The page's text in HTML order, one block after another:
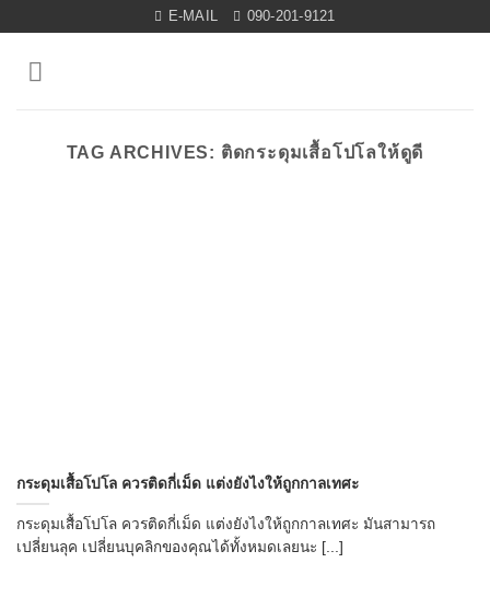
content
E-MAIL 090-201-9121
TAG ARCHIVES: ติดกระดุมเสื้อโปโลให้ดูดี
กระดุมเสื้อโปโล ควรติดกี่เม็ด แต่งยังไงให้ถูกกาลเทศะ
กระดุมเสื้อโปโล ควรติดกี่เม็ด แต่งยังไงให้ถูกกาลเทศะ มันสามารถ
เปลี่ยนลุค เปลี่ยนบุคลิกของคุณได้ทั้งหมดเลยนะ [...]